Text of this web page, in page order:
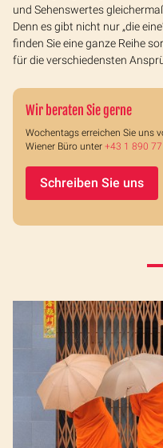
und Sehenswertes
Denn es gibt nicht nur „die
finden Sie eine ganze Reihe
für die verschiedensten
Wir beraten Sie gerne
Wochentags erreichen Sie uns
Wiener Büro unter +43 1 890
Schreiben Sie uns